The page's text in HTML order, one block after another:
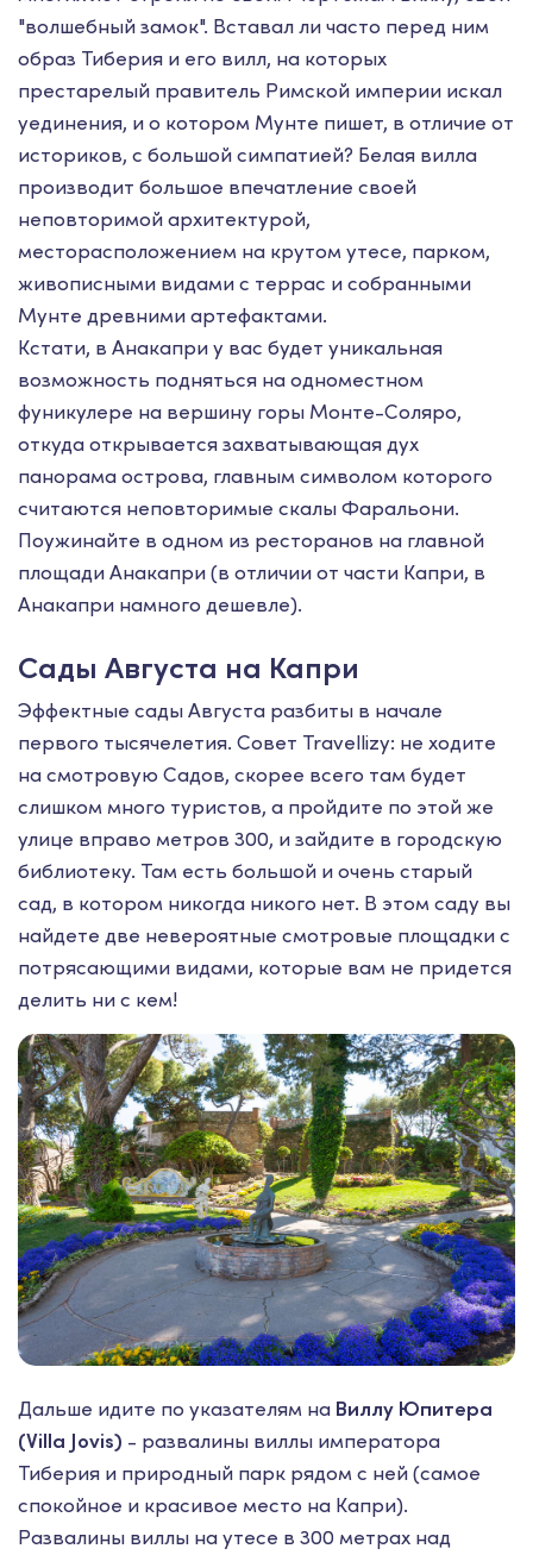
"волшебный замок". Вставал ли часто перед ним
образ Тиберия и его вилл, на которых
престарелый правитель Римской империи искал
уединения, и о котором Мунте пишет, в отличие от
историков, с большой симпатией? Белая вилла
производит большое впечатление своей
неповторимой архитектурой,
месторасположением на крутом утесе, парком,
живописными видами с террас и собранными
Мунте древними артефактами.
Кстати, в Анакапри у вас будет уникальная
возможность подняться на одноместном
фуникулере на вершину горы Монте-Соляро,
откуда открывается захватывающая дух
панорама острова, главным символом которого
считаются неповторимые скалы Фаральони.
Поужинайте в одном из ресторанов на главной
площади Анакапри (в отличии от части Капри, в
Анакапри намного дешевле).
Сады Августа на Капри
Эффектные сады Августа разбиты в начале
первого тысячелетия. Совет Travellizy: не ходите
на смотровую Садов, скорее всего там будет
слишком много туристов, а пройдите по этой же
улице вправо метров 300, и зайдите в городскую
библиотеку. Там есть большой и очень старый
сад, в котором никогда никого нет. В этом саду вы
найдете две невероятные смотровые площадки с
потрясающими видами, которые вам не придется
делить ни с кем!
Дальше идите по указателям на Виллу Юпитера
(Villa Jovis) - развалины виллы императора
Тиберия и природный парк рядом с ней (самое
спокойное и красивое место на Капри).
Развалины виллы на утесе в 300 метрах над